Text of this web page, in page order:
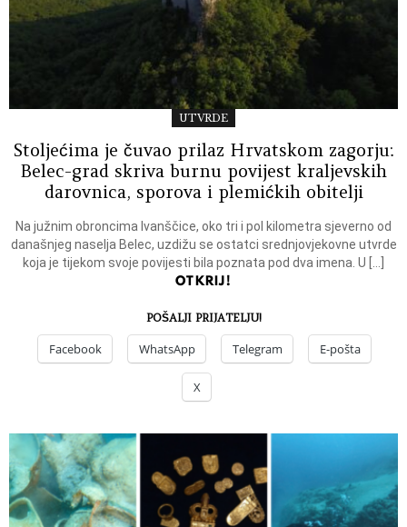
UTVRDE
Stoljećima je čuvao prilaz Hrvatskom zagorju:
Belec-grad skriva burnu povijest kraljevskih
darovnica, sporova i plemićkih obitelji
Na južnim obroncima Ivanščice, oko tri i pol kilometra sjeverno od
današnjeg naselja Belec, uzdižu se ostatci srednjovjekovne utvrde
koja je tijekom svoje povijesti bila poznata pod dva imena. U […]
OTKRIJ!
POŠALJI PRIJATELJU!
Facebook WhatsApp Telegram E-pošta
X